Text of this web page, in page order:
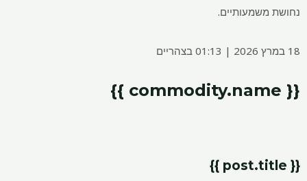
נחושת משמעותיים.
18 במרץ 2026 | 01:13 בצהריים
{{ commodity.name }}
{{ post.title }}